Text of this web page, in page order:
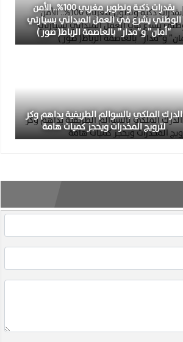
بقدرات ذكية وتطوير مغربي 100%.. الأمن
الوطني يشرع في العمل الميداني بسيارتي
“أمان” و”مدار” بالعاصمة الرباط( صور )
الدرك الملكي بالسوالم الطريفية يداهم وكر
لترويج المخدرات ويحجز كميات هامة